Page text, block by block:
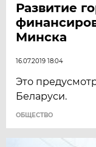
Развитие
Минска
16.07.2019 18:04
Это
Беларуси.
ОБЩЕСТВО